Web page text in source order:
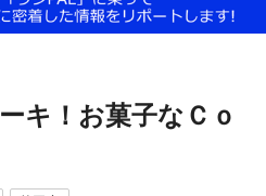
キ！お菓子なＣｏ